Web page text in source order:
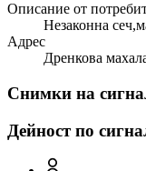
Описание от
Незаконна
Адрес
Дренкова
Снимки на
Дейност по